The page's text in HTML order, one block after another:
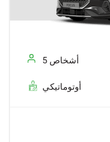
5 أشخاص
أوتوماتيكي